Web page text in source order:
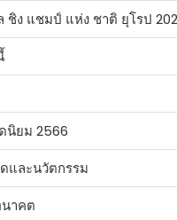
ชิง แชมป์ แห่ง ชาติ ยุโรป
นิยม 2566
และนวัตกรรม
าคต